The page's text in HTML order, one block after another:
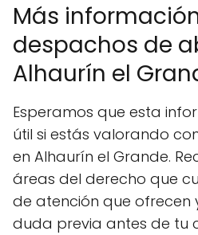
Más
despachos de
Alhaurín el
Esperamos que esta
útil si estás valorando
en Alhaurín el Grande.
áreas del derecho que
de atención que ofrecen
duda previa antes de tu